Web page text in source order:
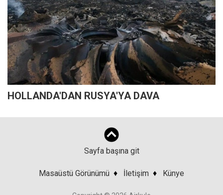
HOLLANDA'DAN RUSYA'YA DAVA
Sayfa başına git
Masaüstü Görünümü ♦ İletişim ♦ Künye